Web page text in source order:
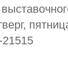
21515